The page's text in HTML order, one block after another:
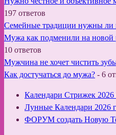
197 ответов
Семейные традиции нужны ли
Мужа как подменили на новой
10 ответов
Мужчина не хочет чистить
Как достучаться до мужа? - 6
Календари Стрижек 2026
Лунные Календари 2026
ФОРУМ создать Новую